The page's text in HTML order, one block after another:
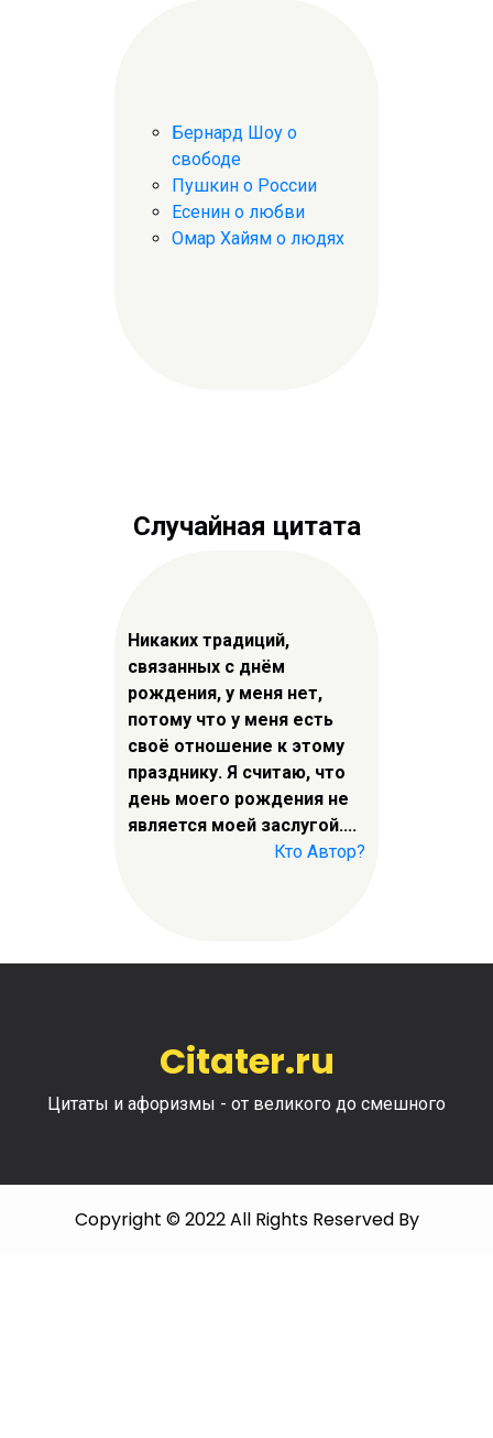
Бернард Шоу о
свободе
Пушкин о России
Есенин о любви
Омар Хайям о людях
Случайная цитата
Никаких традиций,
связанных с днём
рождения, у меня нет,
потому что у меня есть
своё отношение к этому
празднику. Я считаю, что
день моего рождения не
является моей заслугой....
Кто Автор?
Citater.ru
Цитаты и афоризмы - от великого до смешного
Copyright © 2022 All Rights Reserved By